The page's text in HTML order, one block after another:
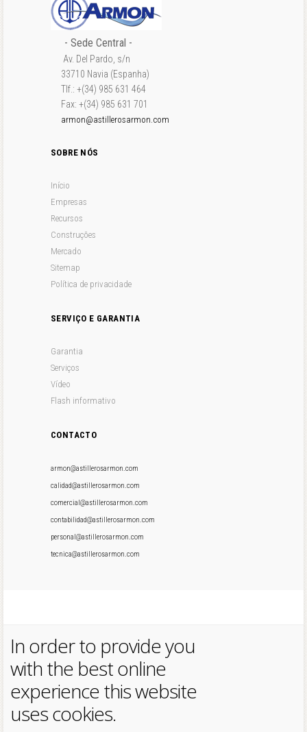
- Sede Central -
Av. Del Pardo, s/n
33710 Navia (Espanha)
Tlf.: +(34) 985 631 464
Fax: +(34) 985 631 701
armon@astillerosarmon.com
SOBRE NÓS
Início
Empresas
Recursos
Construções
Mercado
Sitemap
Política de privacidade
SERVIÇO E GARANTIA
Garantia
Serviços
Vídeo
Flash informativo
CONTACTO
armon@astillerosarmon.com
calidad@astillerosarmon.com
comercial@astillerosarmon.com
contabilidad@astillerosarmon.com
personal@astillerosarmon.com
tecnica@astillerosarmon.com
In order to provide you
with the best online
experience this website
uses cookies.